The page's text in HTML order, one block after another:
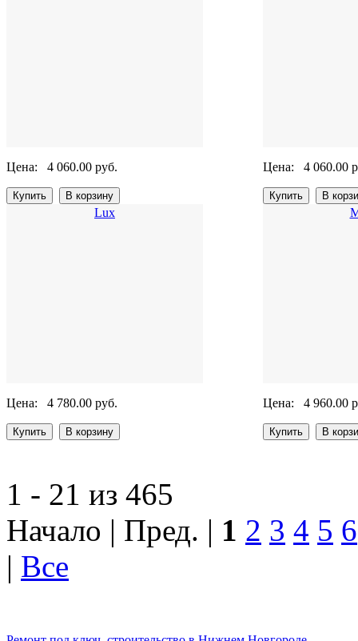
Цена: 4 060.00 руб. Цена: 4 060.00
Lux
Цена: 4 780.00 руб. Цена: 4 960.00
1 - 21 из 465
Начало | Пред. | 1 2 3 4 5 6
| Все